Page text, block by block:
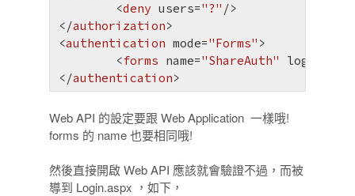
<deny users="?" />
</authorization>
<authentication mode="Forms" >
<forms name="ShareAuth" loginUrl
</authentication>
Web API 的設定要跟 Web Application 一樣哦!
forms 的 name 也要相同哦!
然後直接開啟 Web API 應該就會驗證不過，而被
導到 Login.aspx ，如下，